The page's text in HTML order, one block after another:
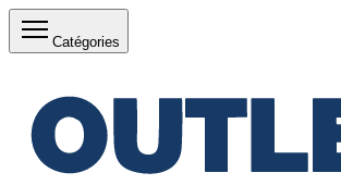
Catégories